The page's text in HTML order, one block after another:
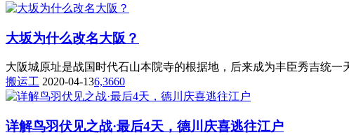
大坂为什么改名大阪？
大阪城原址是战国时代石山本院寺的根据地，后来成为丰臣秀吉统
搬运工 2020-04-136,3660
详解鸟羽伏见之战·最后4天，德川庆喜逃往江户